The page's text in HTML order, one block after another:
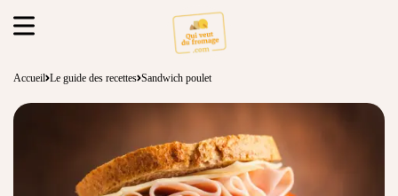
Accueil Le guide des recettes Sandwich poulet